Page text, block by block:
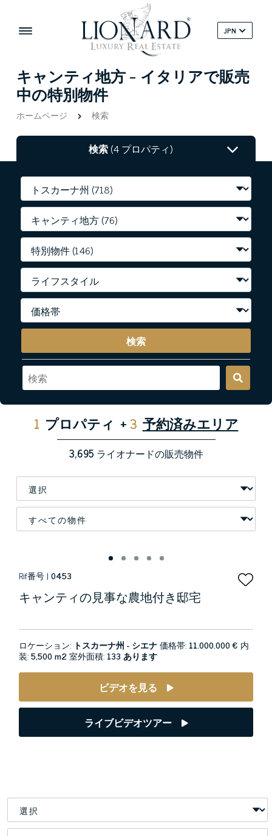
JPN
キャンティ地方 - イタリアで販売
中の特別物件
ホームページ 検索
検索(4 プロパティ)
検索
1 プロパティ +3 予約済みエリア
3,695 ライオナードの販売物件
Rif番号 | 0453
キャンティの見事な農地付き邸宅
ロケーション: トスカーナ州 - シエナ価格帯: 11.000.000 € 内
装:5,500 m2室外面積: 133 あります
ビデオを見る
ライブビデオツアー